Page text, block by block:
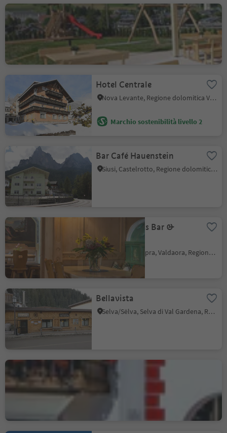
Centro Sportivo San
Candido
Hotel Centrale
Nova Levante, Regione dolomitica Val d'Ega
Marchio sostenibilità livello 2
Bar Café Hauenstein
Siusi, Castelrotto, Regione dolomitica Alpe di Siusi
Messnerwirt´s Bar &
Stuben
Valdaora di Sopra, Valdaora, Regione dolomitica Plan de Corones
Bellavista
Selva/Sëlva, Selva di Val Gardena, Regione dolomitica Val Gardena
Bar Panaval Crema &
S.Cristina Gherdëina/S.Cristina Val Gardena, Santa Cristina Val Gardena, Regione dolomitica Val Gardena